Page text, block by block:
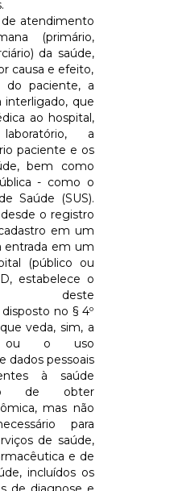
de atendimento
(primário,
da saúde,
causa e efeito,
do paciente, a
interligado, que
ao hospital,
a
paciente e os
bem como
- como o
Saúde (SUS).
o registro
em um
entrada em um
(público ou
estabelece o
deste
no § 4º
veda, sim, a
ou o uso
dados pessoais
à saúde
de obter
mas não
para
de saúde,
e de
incluídos os